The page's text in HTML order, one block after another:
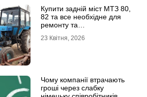
Купити задній міст МТЗ 80,
82 та все необхідне для
ремонту та
23 Квітня, 2026
Чому компанії втрачають
гроші через слабку